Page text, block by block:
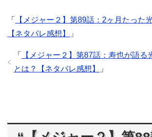
「
【メジャー２】第89話：2ヶ月たった
【ネタバレ感想】
」
「
【メジャー２】第87話：寿也が語る
とは？【ネタバレ感想】
」